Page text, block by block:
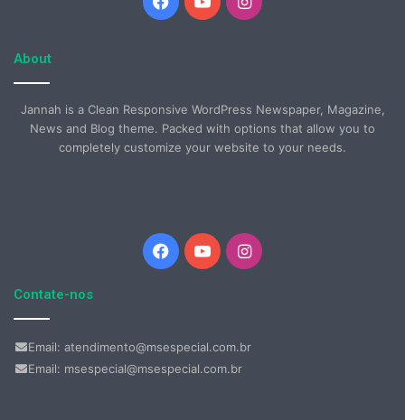
About
Jannah is a Clean Responsive WordPress Newspaper, Magazine,
News and Blog theme. Packed with options that allow you to
completely customize your website to your needs.
Facebook
YouTubeInstagram
Contate-nos
Email: atendimento@msespecial.com.br
Email: msespecial@msespecial.com.br